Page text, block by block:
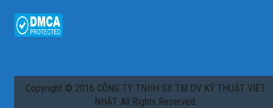
Copyright © 2016 CÔNG TY TNHH SX TM DV KỸ THUẬT VIỆT
NHẬT. All Rights Reserved.